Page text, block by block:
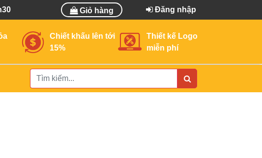
Giỏ hàng Đăng nhập
Chiết khấu lên tới
15%
Thiết kế Logo
miễn phí